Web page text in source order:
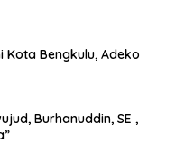
Kota Bengkulu, Adeko
SE ,